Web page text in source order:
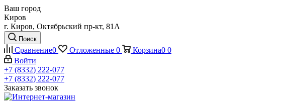
Ваш город
Киров
г. Киров, Октябрьский пр-кт, 81А
Поиск
Сравнение0 Отложенные 0 Корзина0 0
Войти
+7 (8332) 222-077
+7 (8332) 222-077
Заказать звонок